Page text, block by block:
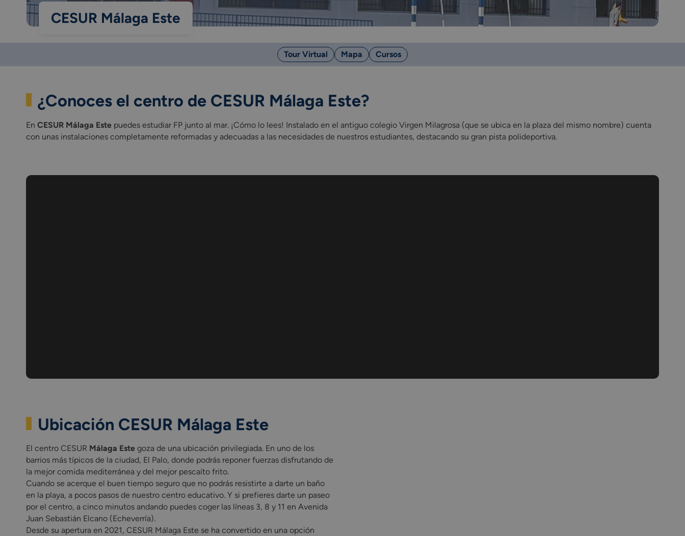
CESUR Málaga Este
Tour Virtual Mapa Cursos
¿Conoces el centro de CESUR Málaga Este?
En CESUR Málaga Este puedes estudiar FP junto al mar. ¡Cómo lo lees! Instalado en el antiguo colegio Virgen Milagrosa (que se ubica en la plaza del mismo nombre) cuenta
con unas instalaciones completamente reformadas y adecuadas a las necesidades de nuestros estudiantes, destacando su gran pista polideportiva.
Ubicación CESUR Málaga Este
El centro CESUR Málaga Este goza de una ubicación privilegiada. En uno de los
barrios más típicos de la ciudad, El Palo, donde podrás reponer fuerzas disfrutando de
la mejor comida mediterránea y del mejor pescaíto frito.
Cuando se acerque el buen tiempo seguro que no podrás resistirte a darte un baño
en la playa, a pocos pasos de nuestro centro educativo. Y si prefieres darte un paseo
por el centro, a cinco minutos andando puedes coger las líneas 3, 8 y 11 en Avenida
Juan Sebastián Elcano (Echeverría).
Desde su apertura en 2021, CESUR Málaga Este se ha convertido en una opción